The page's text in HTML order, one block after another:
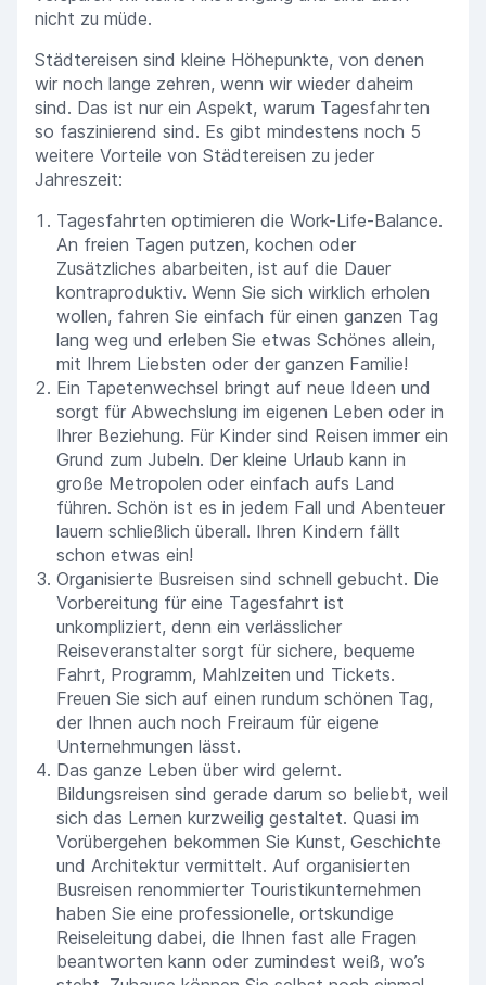
nicht zu müde.
Städtereisen sind kleine Höhepunkte, von denen
wir noch lange zehren, wenn wir wieder daheim
sind. Das ist nur ein Aspekt, warum Tagesfahrten
so faszinierend sind. Es gibt mindestens noch 5
weitere Vorteile von Städtereisen zu jeder
Jahreszeit:
Tagesfahrten optimieren die Work-Life-Balance.
An freien Tagen putzen, kochen oder
Zusätzliches abarbeiten, ist auf die Dauer
kontraproduktiv. Wenn Sie sich wirklich erholen
wollen, fahren Sie einfach für einen ganzen Tag
lang weg und erleben Sie etwas Schönes allein,
mit Ihrem Liebsten oder der ganzen Familie!
Ein Tapetenwechsel bringt auf neue Ideen und
sorgt für Abwechslung im eigenen Leben oder in
Ihrer Beziehung. Für Kinder sind Reisen immer ein
Grund zum Jubeln. Der kleine Urlaub kann in
große Metropolen oder einfach aufs Land
führen. Schön ist es in jedem Fall und Abenteuer
lauern schließlich überall. Ihren Kindern fällt
schon etwas ein!
Organisierte Busreisen sind schnell gebucht. Die
Vorbereitung für eine Tagesfahrt ist
unkompliziert, denn ein verlässlicher
Reiseveranstalter sorgt für sichere, bequeme
Fahrt, Programm, Mahlzeiten und Tickets.
Freuen Sie sich auf einen rundum schönen Tag,
der Ihnen auch noch Freiraum für eigene
Unternehmungen lässt.
Das ganze Leben über wird gelernt.
Bildungsreisen sind gerade darum so beliebt, weil
sich das Lernen kurzweilig gestaltet. Quasi im
Vorübergehen bekommen Sie Kunst, Geschichte
und Architektur vermittelt. Auf organisierten
Busreisen renommierter Touristikunternehmen
haben Sie eine professionelle, ortskundige
Reiseleitung dabei, die Ihnen fast alle Fragen
beantworten kann oder zumindest weiß, wo’s